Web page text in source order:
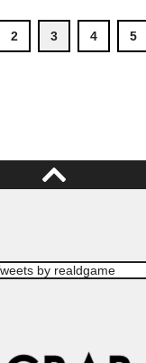
2 3 4 5
by realdgame